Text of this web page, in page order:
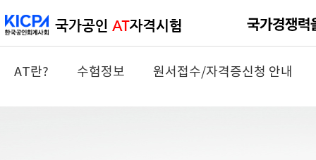
AT란? 수험정보 원서접수/자격증신청 안내